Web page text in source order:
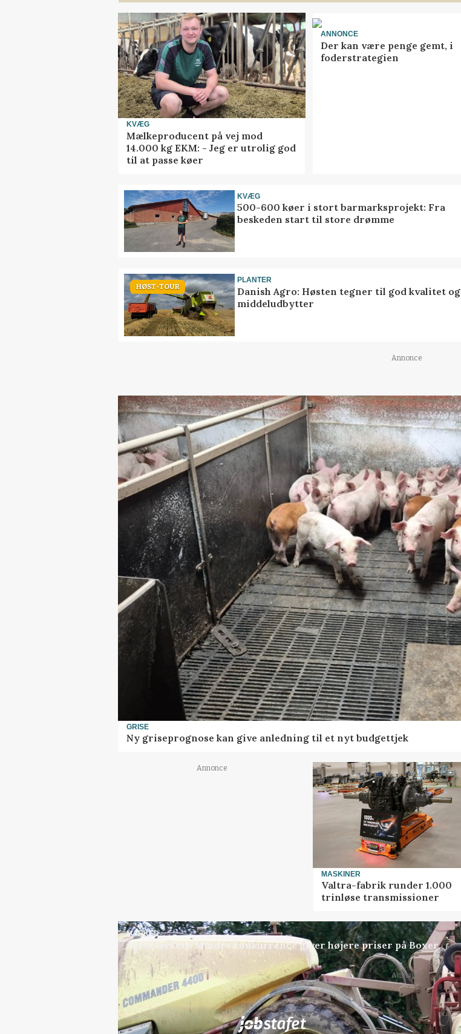
KVÆG
Mælkeproducent på vej mod
14.000 kg EKM: - Jeg er utrolig god
til at passe køer
ANNONCE
Der kan være penge gemt, i
foderstrategien
KVÆG
500-600 køer i stort barmarksprojekt: Fra
beskeden start til store drømme
HØST-TOUR
PLANTER
Danish Agro: Høsten tegner til god kvalitet og
middeludbytter
Annonce
GRISE
Ny griseprognose kan give anledning til et nyt budgettjek
Annonce
MASKINER
Valtra-fabrik runder 1.000
trinløse transmissioner
MARKED
AgroMarkets: Mindre konkurrence giver højere priser på Boxer
Annonce
Jobsi samarbejde med 81ledige stillinger